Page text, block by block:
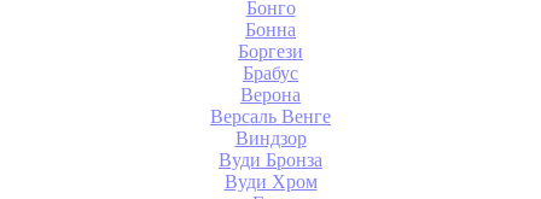
Бонго
Бонна
Боргези
Брабус
Верона
Версаль Венге
Виндзор
Вуди Бронза
Вуди Хром